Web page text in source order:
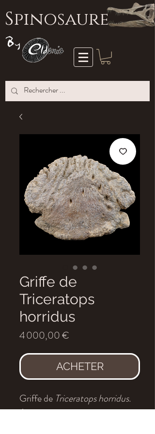
Spinosaure
Griffe de
Triceratops
horridus
4 000,00 €
ACHETER
Griffe de Triceratops horridus.
Age: Maastrichtien